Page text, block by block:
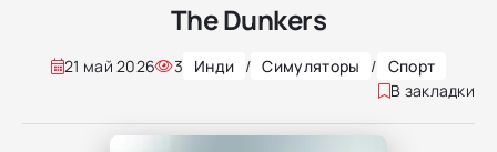
The Dunkers
21 май 2026 3 Инди / Симуляторы / Спорт
В закладки